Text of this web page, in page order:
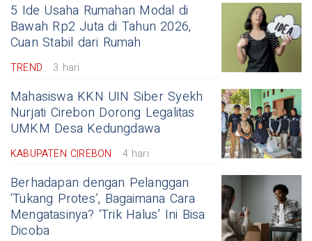
5 Ide Usaha Rumahan Modal di
Bawah Rp2 Juta di Tahun 2026,
Cuan Stabil dari Rumah
TREND 3 hari
Mahasiswa KKN UIN Siber Syekh
Nurjati Cirebon Dorong Legalitas
UMKM Desa Kedungdawa
KABUPATEN CIREBON 4 hari
Berhadapan dengan Pelanggan
‘Tukang Protes’, Bagaimana Cara
Mengatasinya? ‘Trik Halus’ Ini Bisa
Dicoba